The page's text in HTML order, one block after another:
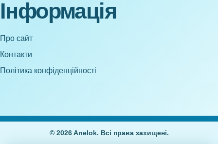
Інформація
Про сайт
Контакти
Політика конфіденційності
© 2026 Anelok. Всі права захищені.